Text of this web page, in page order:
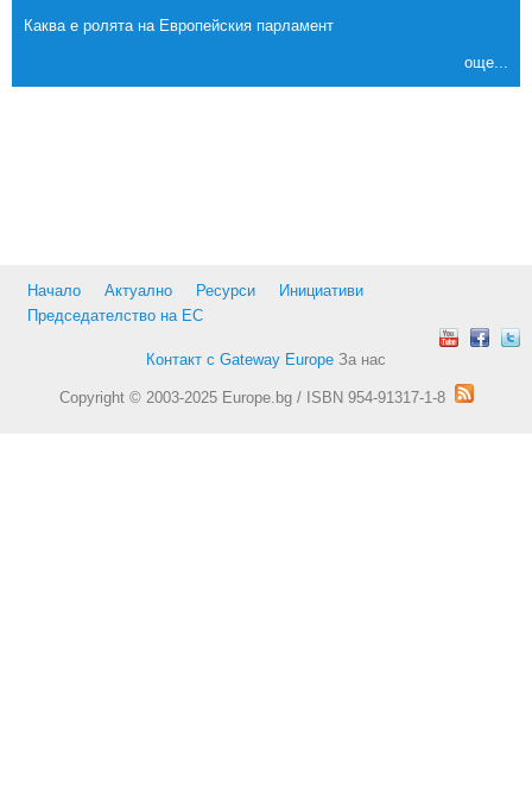
Каква е ролята на Европейския парламент
още...
Начало Актуално Ресурси
Инициативи
Председателство на ЕС
Контакт с Gateway Europe За нас
Copyright © 2003-2025 Europe.bg / ISBN 954-91317-1-8